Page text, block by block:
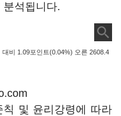
분석됩니다.
비 1.09포인트(0.04%) 오른 2608.4
및 윤리강령에 따라